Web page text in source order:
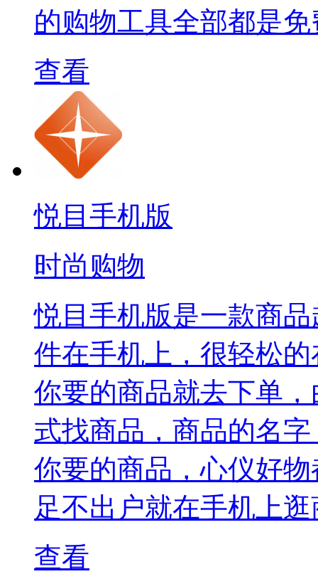
的购物工具全部都是
查看
悦目手机版
时尚购物
悦目手机版是一款商
件在手机上，很轻松
你要的商品就去下单
式找商品，商品的名
你要的商品，心仪好
足不出户就在手机上
查看